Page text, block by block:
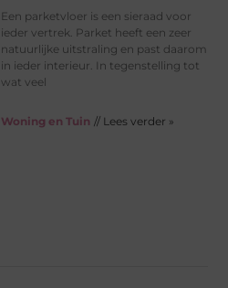
Een parketvloer is een sieraad voor
ieder vertrek. Parket heeft een zeer
natuurlijke uitstraling en past daarom
in ieder interieur. In tegenstelling tot
wat veel
Woning en Tuin // Lees verder »